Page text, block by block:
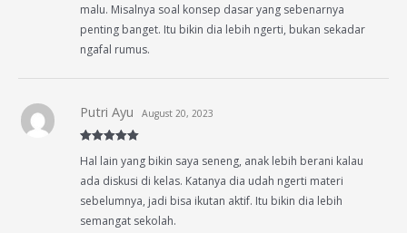
malu. Misalnya soal konsep dasar yang sebenarnya
penting banget. Itu bikin dia lebih ngerti, bukan sekadar
ngafal rumus.
of 5
Putri Ayu August 20, 2023
Hal lain yang bikin saya seneng, anak lebih berani kalau
ada diskusi di kelas. Katanya dia udah ngerti materi
sebelumnya, jadi bisa ikutan aktif. Itu bikin dia lebih
semangat sekolah.